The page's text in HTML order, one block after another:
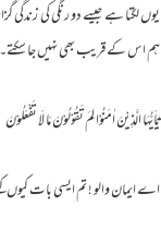
یوں لگتا ہے جیسے دو رنگی کی
ہم اس کے قریب بھی نہیں جا سکتے۔
يٰٓاَيُّهَا الَّذِيْنَ اٰمَنُوْا لِمَ تَقُوْلُوْنَ مَا لَا تَفْعَلُوْنَ
اے ایمان والو ! تم ایسی بات کیوں